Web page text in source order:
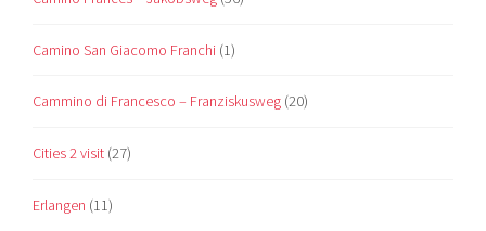
Camino San Giacomo Franchi (1)
Cammino di Francesco – Franziskusweg (20)
Cities 2 visit (27)
Erlangen (11)